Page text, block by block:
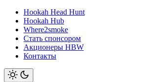
Hookah Head Hunt
Hookah Hub
Where2smoke
Стать спонсором
Акционеры HBW
Контакты